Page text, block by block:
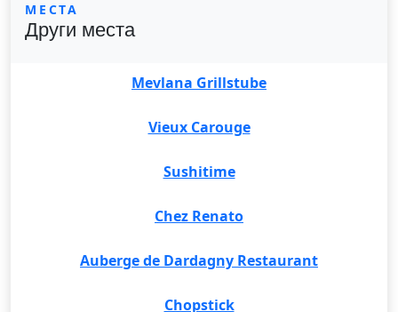
МЕСТА
Други места
Mevlana Grillstube
Vieux Carouge
Sushitime
Chez Renato
Auberge de Dardagny Restaurant
Chopstick